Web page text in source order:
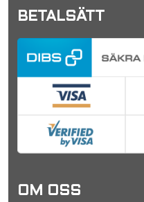
BETALSÄTT
OM OSS